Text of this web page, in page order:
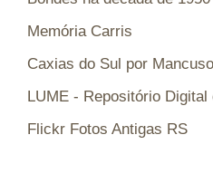
Memória Carris
Caxias do Sul por Mancuso
LUME - Repositório Digital
Flickr Fotos Antigas RS